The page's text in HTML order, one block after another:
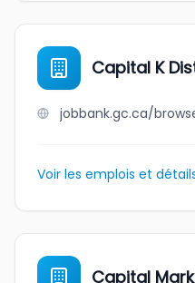
Capital K
Voir les emplois et
Capital